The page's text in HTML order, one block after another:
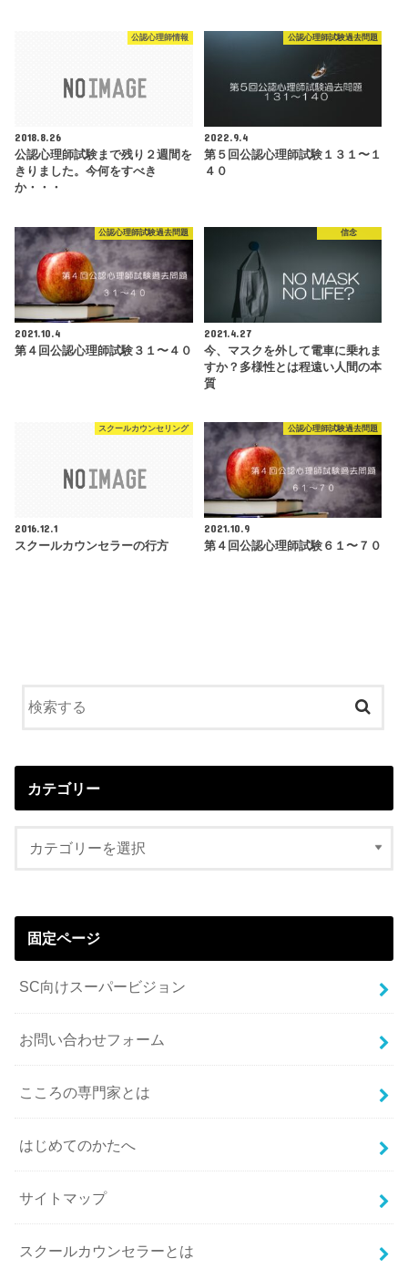
公認心理師情報
2018.8.26
公認心理師試験まで残り２週間を
きりました。今何をすべき
か・・・
公認心理師試験過去問題
2022.9.4
第５回公認心理師試験１３１〜１
４０
公認心理師試験過去問題
2021.10.4
第４回公認心理師試験３１〜４０
信念
2021.4.27
今、マスクを外して電車に乗れま
すか？多様性とは程遠い人間の本
質
スクールカウンセリング
2016.12.1
スクールカウンセラーの行方
公認心理師試験過去問題
2021.10.9
第４回公認心理師試験６１〜７０
カテゴリー
固定ページ
SC向けスーパービジョン
お問い合わせフォーム
こころの専門家とは
はじめてのかたへ
サイトマップ
スクールカウンセラーとは